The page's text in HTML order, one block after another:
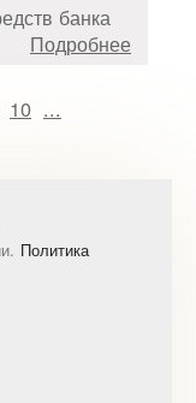
банка
Подробнее
10 ...
Политика